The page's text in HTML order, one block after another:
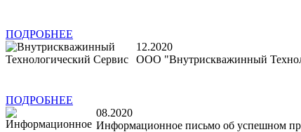
ПОДРОБНЕЕ
12.2020
ООО "Внутрискважинный
ПОДРОБНЕЕ
08.2020
Информационное письмо об успешном